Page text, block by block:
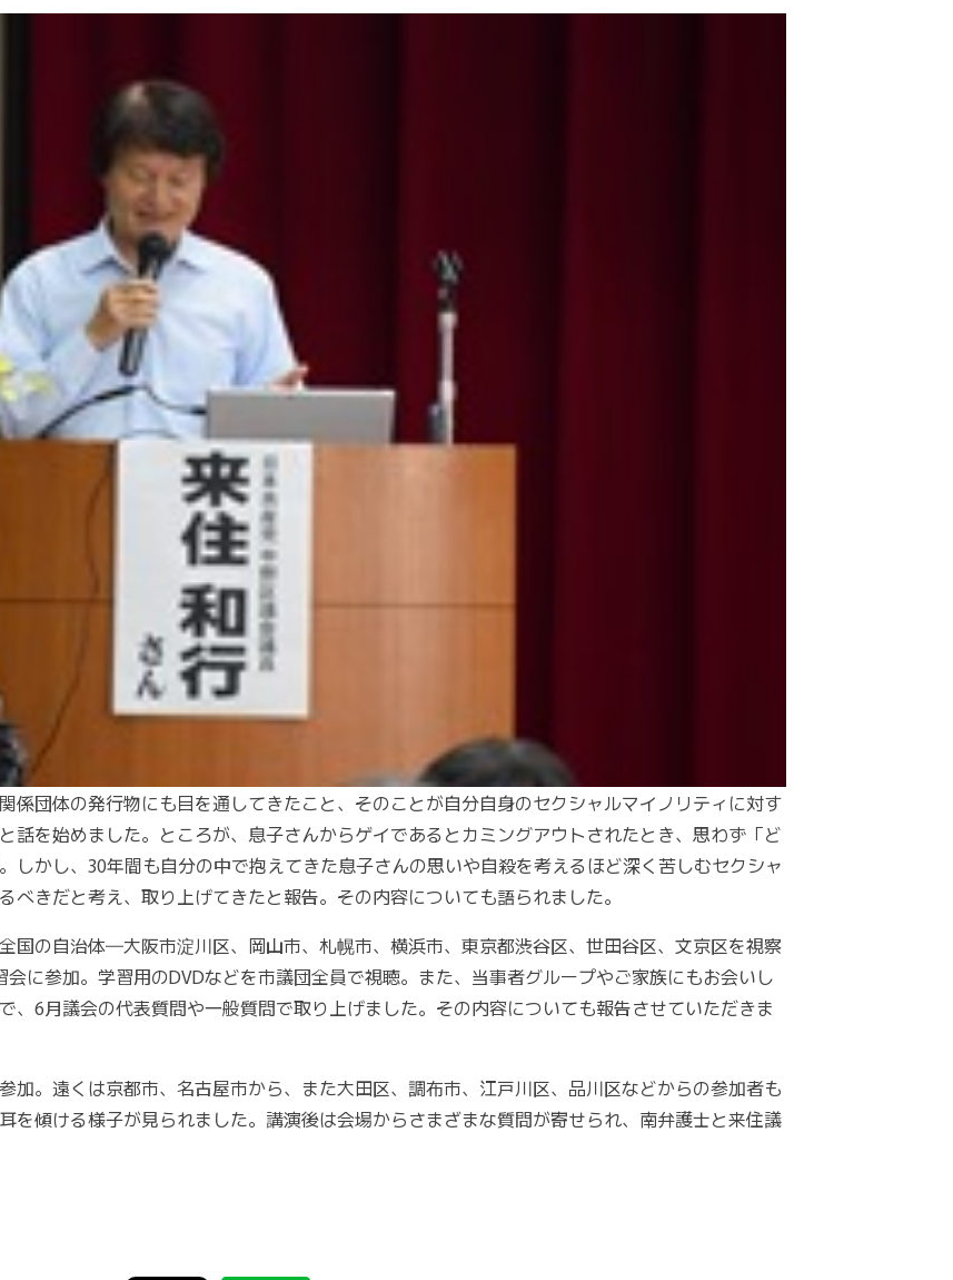
係団体の発行物にも目を通してきたこと、そのことが自分自身のセクシャルマイノリティに対す
話を始めました。ところが、息子さんからゲイであるとカミングアウトされたとき、思わず「ど
しかし、30年間も自分の中で抱えてきた息子さんの思いや自殺を考えるほど深く苦しむセクシャ
きだと考え、取り上げてきたと報告。その内容についても語られました。
国の自治体―大阪市淀川区、岡山市、札幌市、横浜市、東京都渋谷区、世田谷区、文京区を視察
に参加。学習用のDVDなどを市議団全員で視聴。また、当事者グループやご家族にもお会いし
、6月議会の代表質問や一般質問で取り上げました。その内容についても報告させていただきま
加。遠くは京都市、名古屋市から、また大田区、調布市、江戸川区、品川区などからの参加者も
を傾ける様子が見られました。講演後は会場からさまざまな質問が寄せられ、南弁護士と来住議